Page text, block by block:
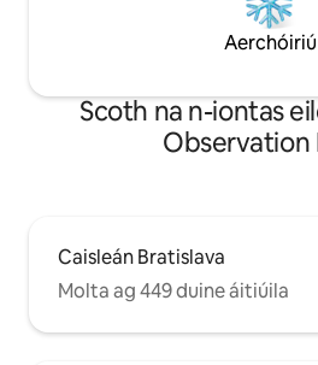
Aerchóiriú
Scoth na n-iontas
Observation
Caisleán Bratislava
Molta ag 449 duine áitiúila